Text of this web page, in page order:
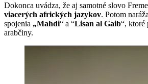
Dokonca uvádza, že aj samotné slovo
viacerých afrických jazykov. Potom
spojenia „Mahdi“ a “Lisan al Gaib“, ktoré
arabčiny.